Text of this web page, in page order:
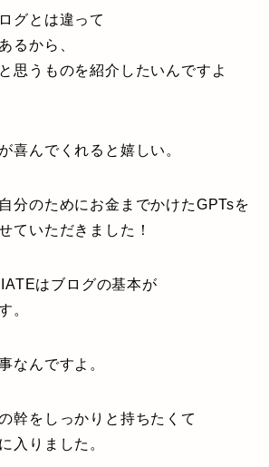
グとは違って
るから、
思うものを紹介したいんですよ
喜んでくれると嬉しい。
分のためにお金までかけたGPTsを
ていただきました！
はブログの基本が
。
なんですよ。
幹をしっかりと持ちたくて
入りました。